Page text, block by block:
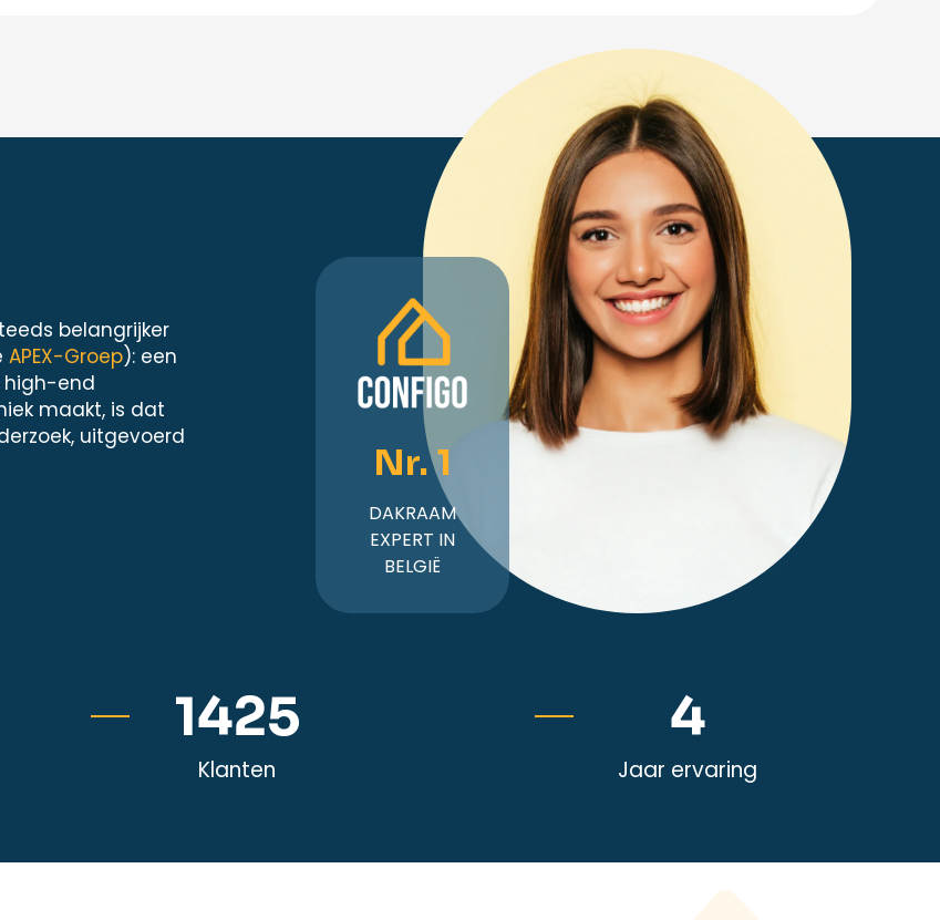
belangrijker
APEX-Groep): een
high-end
maakt, is dat
uitgevoerd
Nr. 1
DAKRAAM
EXPERT IN
BELGIË
Klanten
6143
Jaar ervaring
21